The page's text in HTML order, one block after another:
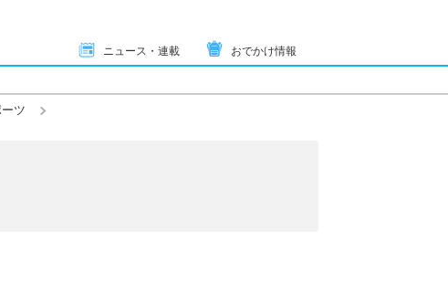
ニュース・連載 おでかけ情報
ツ